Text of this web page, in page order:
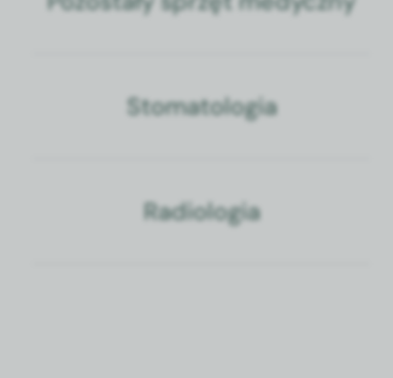
Stomatologia
Radiologia